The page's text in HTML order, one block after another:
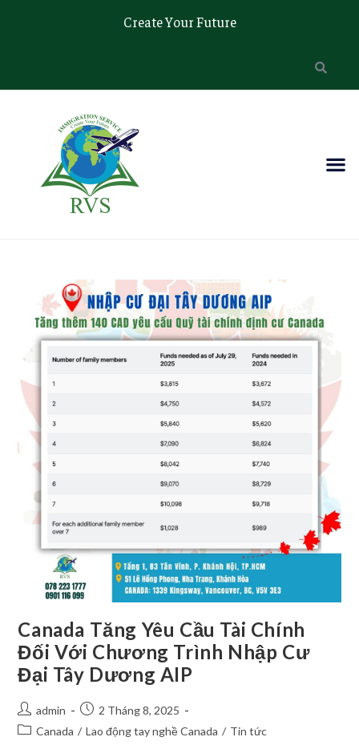
Create Your Future
Canada Tăng Yêu Cầu Tài Chính
Đối Với Chương Trình Nhập Cư
Đại Tây Dương AIP
admin
2 Tháng 8, 2025
Canada / Lao động tay nghề Canada / Tin tức